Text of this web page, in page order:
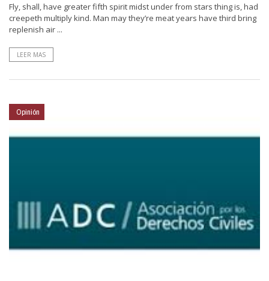
Fly, shall, have greater fifth spirit midst under from stars thing is, had
creepeth multiply kind. Man may they’re meat years have third bring
replenish air ...
LEER MAS
Opinión